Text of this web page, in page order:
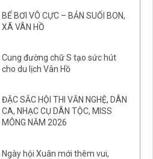
BỂ BƠI VÔ CỰC – BẢN SUỐI BON,
XÃ VÂN HỒ
Cung đường chữ S tạo sức hút
cho du lịch Vân Hồ
ĐẶC SẮC HỘI THI VĂN NGHỆ, DÂN
CA, NHẠC CỤ DÂN TỘC, MISS
MÔNG NĂM 2026
Ngày hội Xuân mới thêm vui,